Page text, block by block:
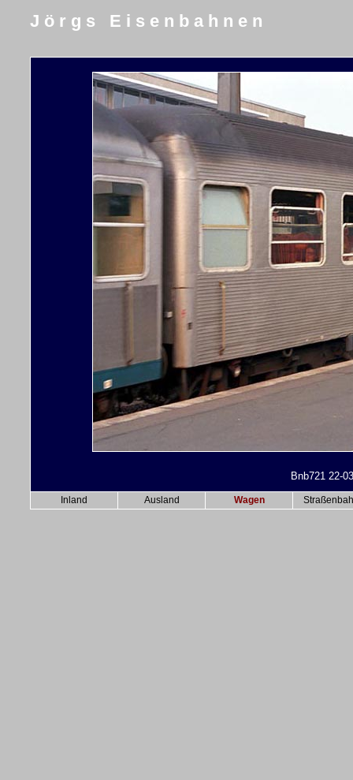
J ö r g s E i s e n b a h n e n
Bnb721 22-
Inland Ausland Wagen